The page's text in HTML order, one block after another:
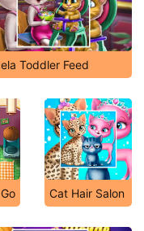
Toddler Feed
Cat Hair Salon